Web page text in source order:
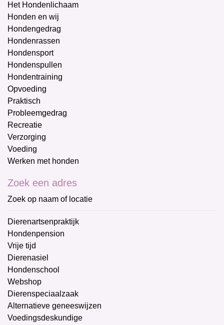
Het Hondenlichaam
Honden en wij
Hondengedrag
Hondenrassen
Hondensport
Hondenspullen
Hondentraining
Opvoeding
Praktisch
Probleemgedrag
Recreatie
Verzorging
Voeding
Werken met honden
Zoek een adres
Zoek op naam of locatie
Dierenartsenpraktijk
Hondenpension
Vrije tijd
Dierenasiel
Hondenschool
Webshop
Dierenspeciaalzaak
Alternatieve geneeswijzen
Voedingsdeskundige